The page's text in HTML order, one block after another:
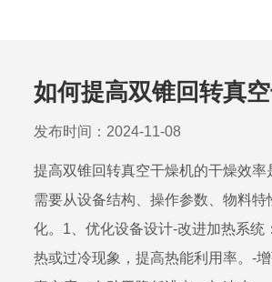
如何提高双锥回转真
发布时间：2024-11-08
提高双锥回转真空干燥机的干燥效率
需要从设备结构、操作参数、物料
化。1、优化设备设计-改进加热系统
热或过冷现象，提高热能利用率。-